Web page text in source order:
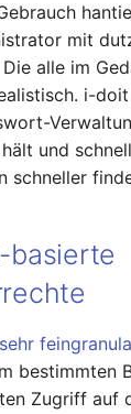
mit
alle im
i-
und
schneller
basierte
sehr
bestimmten
Zugriff auf